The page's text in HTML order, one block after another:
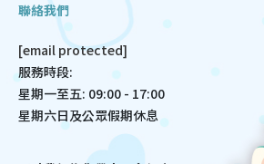
聯絡我們
[email protected]
服務時段:
星期一至五: 09:00 - 17:00
星期六日及公眾假期休息